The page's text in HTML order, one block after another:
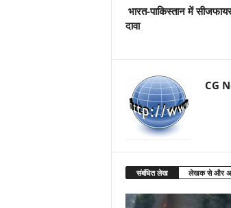
भारत-पाकिस्तान में
दावा
CG
संबंधित लेख लेखक से और